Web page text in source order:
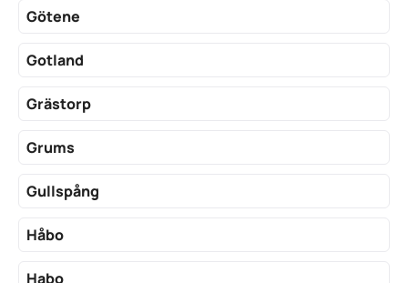
Götene
Gotland
Grästorp
Grums
Gullspång
Håbo
Habo